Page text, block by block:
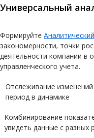
Универсальный
Формируйте
закономерности, точки
деятельности компании в
управленческого учета.
Отслеживание
период в динамике
Комбинирование
увидеть данные с разных